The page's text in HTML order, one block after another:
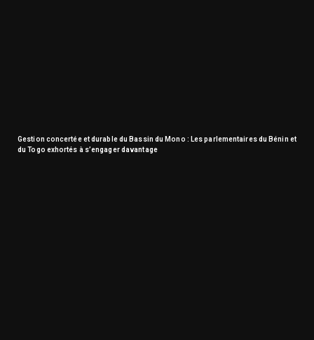
Gestion concertée et durable du Bassin du Mono : Les parlementaires du Bénin et
du Togo exhortés à s’engager davantage